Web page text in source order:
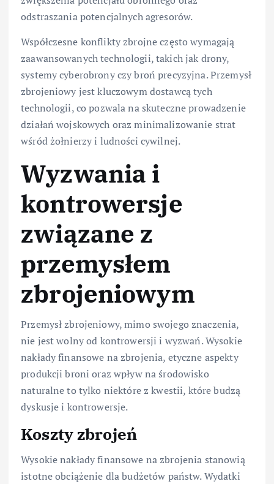
odstraszania potencjalnych agresorów.
Współczesne konflikty zbrojne często wymagają
zaawansowanych technologii, takich jak drony,
systemy cyberobrony czy broń precyzyjna. Przemysł
zbrojeniowy jest kluczowym dostawcą tych
technologii, co pozwala na skuteczne prowadzenie
działań wojskowych oraz minimalizowanie strat
wśród żołnierzy i ludności cywilnej.
Wyzwania i
kontrowersje
związane z
przemysłem
zbrojeniowym
Przemysł zbrojeniowy, mimo swojego znaczenia,
nie jest wolny od kontrowersji i wyzwań. Wysokie
nakłady finansowe na zbrojenia, etyczne aspekty
produkcji broni oraz wpływ na środowisko
naturalne to tylko niektóre z kwestii, które budzą
dyskusje i kontrowersje.
Koszty zbrojeń
Wysokie nakłady finansowe na zbrojenia stanowią
istotne obciążenie dla budżetów państw. Wydatki